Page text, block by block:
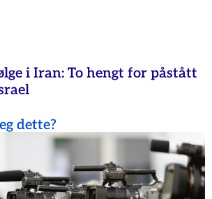
i Iran: To hengt for påstått
dette?